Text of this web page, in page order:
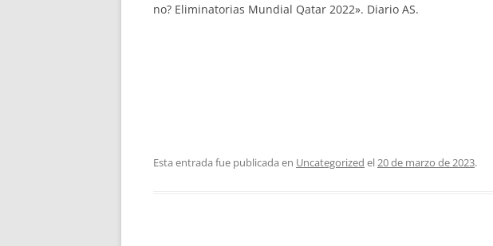
no? Eliminatorias Mundial Qatar 2022». Diario AS.
Esta entrada fue publicada en Uncategorized el20 de marzo de 2023.